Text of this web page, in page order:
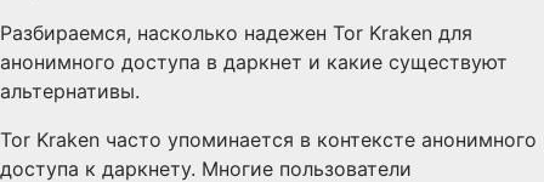
Разбираемся, насколько надежен Tor Kraken для
анонимного доступа в даркнет и какие существуют
альтернативы.
Tor Kraken часто упоминается в контексте анонимного
доступа к даркнету. Многие пользователи